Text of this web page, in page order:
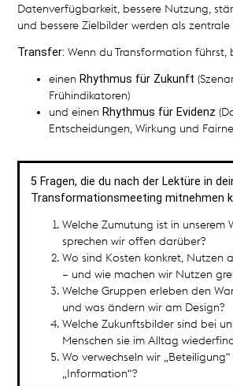
Datenverfügbarkeit, bessere Nutzung,
und bessere Zielbilder werden als
Transfer: Wenn du Transformation führst,
einen Rhythmus für Zukunft
Frühindikatoren)
und einen Rhythmus für Evidenz
Entscheidungen, Wirkung und
5 Fragen, die du nach der Lektüre in
Transformationsmeeting mitnehmen
Welche Zumutung ist in unserem
sprechen wir offen darüber?
Wo sind Kosten konkret, Nutzen
– und wie machen wir Nutzen
Welche Gruppen erleben den
und was ändern wir am Design?
Welche Zukunftsbilder sind bei
Menschen sie im Alltag
Wo verwechseln wir
„Information“?